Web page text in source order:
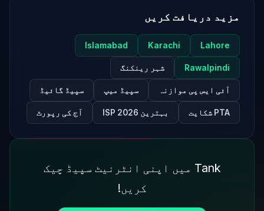
مزید دریافت کریں
Lahore
Karachi
Islamabad
Rawalpindi شہر رینکنگ
آئی ایس پی موازنہ سپیڈ میپ سپیڈ گائیڈ
PTA شکایت بہترین ISP 2026 آج کی رپورٹ
Tank میں اپنی انٹرنیٹ سپیڈ چیک
کریں!